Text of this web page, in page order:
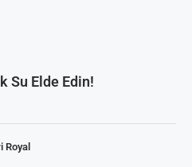
Su Elde Edin!
Royal